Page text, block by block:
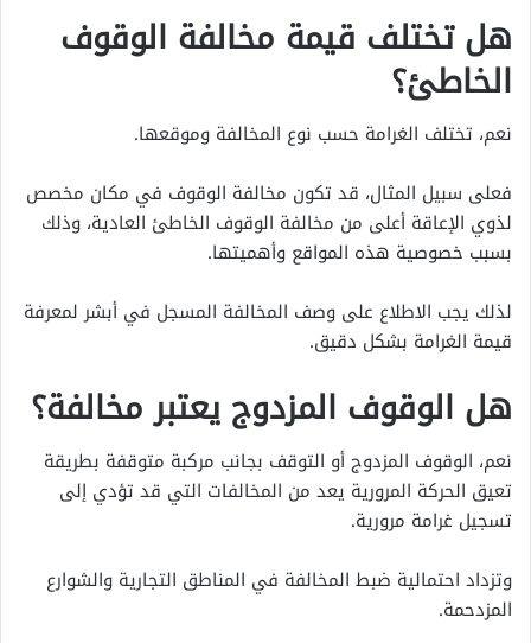
هل تختلف قيمة مخالفة الوقوف
الخاطئ؟
نعم، تختلف الغرامة حسب نوع المخالفة وموقعها.
فعلى سبيل المثال، قد تكون مخالفة الوقوف في مكان مخصص
لذوي الإعاقة أعلى من مخالفة الوقوف الخاطئ العادية، وذلك
بسبب خصوصية هذه المواقع وأهميتها.
لذلك يجب الاطلاع على وصف المخالفة المسجل في أبشر لمعرفة
قيمة الغرامة بشكل دقيق.
هل الوقوف المزدوج يعتبر مخالفة؟
نعم، الوقوف المزدوج أو التوقف بجانب مركبة متوقفة بطريقة
تعيق الحركة المرورية يعد من المخالفات التي قد تؤدي إلى
تسجيل غرامة مرورية.
وتزداد احتمالية ضبط المخالفة في المناطق التجارية والشوارع
المزدحمة.